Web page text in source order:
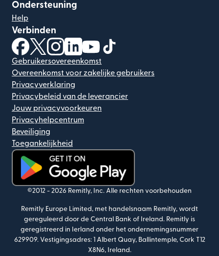
Ondersteuning
Help
Verbinden
(wordt geopend in een nieuw venster)
(wordt geopend in een nieuw venster)
(wordt geopend in een nieuw venster)
(wordt geopend in een nieuw venster)
(wordt geopend in een nieuw
Gebruikersovereenkomst
Overeenkomst voor zakelijke gebruikers
Privacyverklaring
Privacybeleid van de leverancier
Jouw privacyvoorkeuren
Privacyhelpcentrum
Beveiliging
Toegankelijkheid
(wordt geopend in een nieuw venster)
©2012 - 2026 Remitly, Inc. Alle rechten voorbehouden
Remitly Europe Limited, met handelsnaam Remitly, wordt
gereguleerd door de Central Bank of Ireland. Remitly is
geregistreerd in Ierland onder het ondernemingsnummer
629909. Vestigingsadres: 1 Albert Quay, Ballintemple, Cork T12
X8N6, Ireland.